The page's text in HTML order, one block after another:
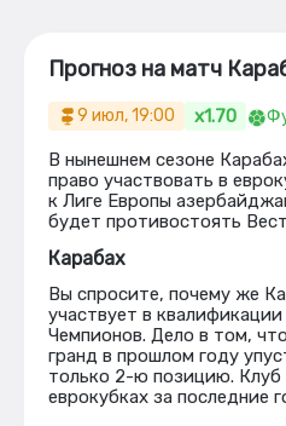
Прогноз на матч
9 июл, 19:00 x1.70
В нынешнем сезоне
право участвовать в
к Лиге Европы
будет противостоять
Карабах
Вы спросите, почему же
участвует в
Чемпионов. Дело в том,
гранд в прошлом году
только 2-ю позицию. Клуб
еврокубках за последние